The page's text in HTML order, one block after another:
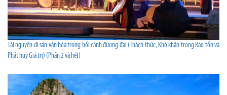
Tài nguyên di sản văn hóa trong bối cảnh đương đại (Thách thức, Khó khăn trong Bảo tồn và
Phát huy Giá trị) (Phần 2 và hết)